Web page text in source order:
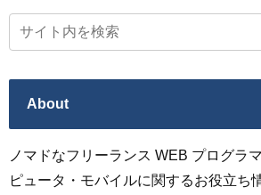
About
ノマドなフリーランス WEB プログラ
ピュータ・モバイルに関するお役立ち